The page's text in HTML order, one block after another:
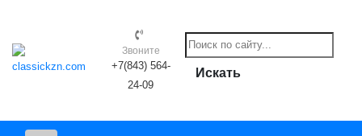
Звоните
+7(843) 564-
24-09
Искать